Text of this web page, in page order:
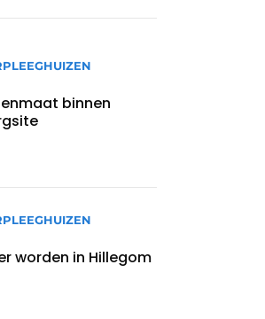
binnen
worden in Hillegom